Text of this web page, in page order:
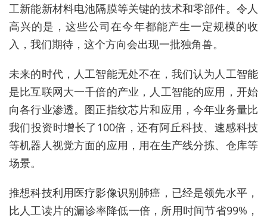
工新能新材料电池隔膜等关键的技术和零部件。令人
高兴的是，这些公司在今年都能产生一定规模的收
入，我们期待，这个方向会出现一批独角兽。
未来的时代，人工智能无处不在，我们认为人工智能
是比互联网大一千倍的产业，人工智能的应用，开始
向各行业渗透。图正指纹芯片和应用，今年业务量比
我们投资时增长了100倍，还有阿丘科技、速感科技
等机器人视觉方面的应用，用在生产线分拣、仓库等
场景。
推想科技利用医疗影像识别肺癌，已经是领先水平，
比人工读片的漏诊率降低一倍，所用时间节省99%，